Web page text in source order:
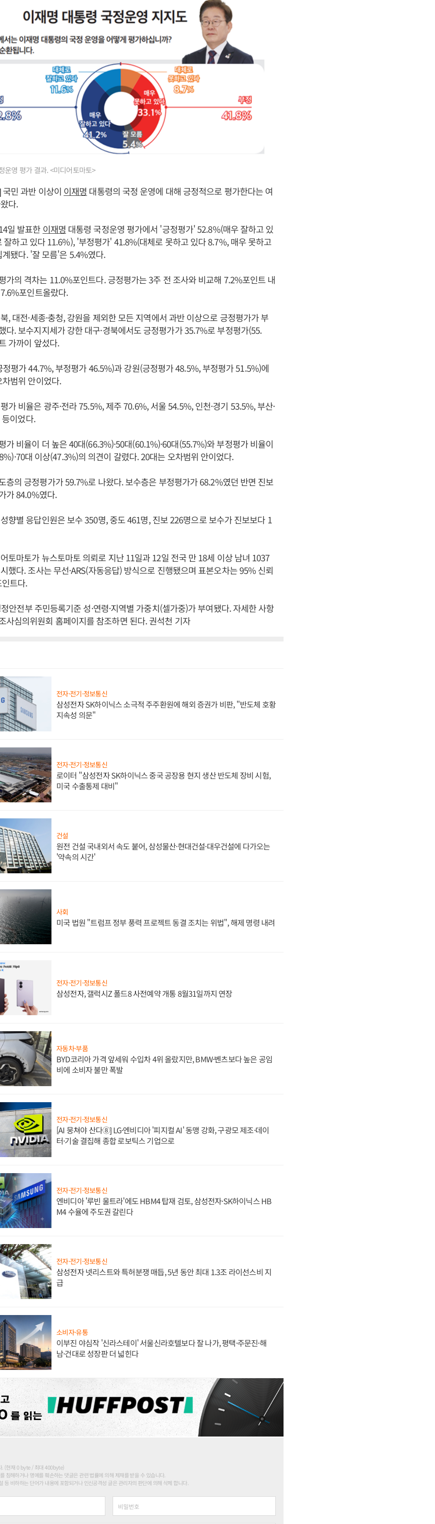
운영 평가 결과. <미디어토마토>
민 과반 이상이 이재명 대통령의 국정 운영에 대해 긍정적으로 평가한다는 여
다.
일 발표한 이재명 대통령 국정운영 평가에서 '긍정평가' 52.8%(매우 잘하고 있
잘하고 있다 11.6%), '부정평가' 41.8%(대체로 못하고 있다 8.7%, 매우 못하고
됐다. '잘 모름'은 5.4%였다.
가의 격차는 11.0%포인트다. 긍정평가는 3주 전 조사와 비교해 7.2%포인트 내
포인트올랐다.
, 대전·세종·충청, 강원을 제외한 모든 지역에서 과반 이상으로 긍정평가가 부
다. 보수지지세가 강한 대구·경북에서도 긍정평가가 35.7%로 부정평가(55.
가까이 앞섰다.
정평가 44.7%, 부정평가 46.5%)과 강원(긍정평가 48.5%, 부정평가 51.5%)에
범위 안이었다.
가 비율은 광주·전라 75.5%, 제주 70.6%, 서울 54.5%, 인천·경기 53.5%, 부산·
이었다.
가 비율이 더 높은 40대(66.3%)·50대(60.1%)·60대(55.7%)와 부정평가 비율이
대 이상(47.3%)의 의견이 갈렸다. 20대는 오차범위 안이었다.
층의 긍정평가가 59.7%로 나왔다. 보수층은 부정평가가 68.2%였던 반면 진보
가 84.0%였다.
향별 응답인원은 보수 350명, 중도 461명, 진보 226명으로 보수가 진보보다 1
토마토가 뉴스토마토 의뢰로 지난 11일과 12일 전국 만 18세 이상 남녀 1037
했다. 조사는 무선·ARS(자동응답) 방식으로 진행됐으며 표본오차는 95% 신뢰
트다.
안전부 주민등록기준 성·연령·지역별 가중치(셀가중)가 부여됐다. 자세한 사항
사심의위원회 홈페이지를 참조하면 된다. 권석천 기자
전자·전기·정보통신
삼성전자 SK하이닉스 소극적 주주환원에 해외 증권가 비판, "반도체 호황
지속성 의문"
전자·전기·정보통신
로이터 "삼성전자 SK하이닉스 중국 공장용 현지 생산 반도체 장비 시험,
미국 수출통제 대비"
건설
원전 건설 국내외서 속도 붙어, 삼성물산·현대건설·대우건설에 다가오는
'약속의 시간'
사회
미국 법원 "트럼프 정부 풍력 프로젝트 동결 조치는 위법", 해제 명령 내려
전자·전기·정보통신
삼성전자, 갤럭시Z 폴드8 사전예약 개통 8월31일까지 연장
자동차·부품
BYD코리아 가격 앞세워 수입차 4위 올랐지만, BMW·벤츠보다 높은 공임
비에 소비자 불만 폭발
전자·전기·정보통신
[AI 뭉쳐야 산다⑧] LG·엔비디아 '피지컬 AI' 동맹 강화, 구광모 제조·데이
터·기술 결집해 종합 로보틱스 기업으로
전자·전기·정보통신
엔비디아 '루빈 울트라'에도 HBM4 탑재 검토, 삼성전자·SK하이닉스 HB
M4 수율에 주도권 갈린다
전자·전기·정보통신
삼성전자 넷리스트와 특허분쟁 매듭, 5년 동안 최대 1.3조 라이선스비 지
급
소비자·유통
이부진 야심작 '신라스테이' 서울신라호텔보다 잘 나가, 평택·주문진·해
남·건대로 성장판 더 넓힌다
. (현재 0 byte / 최대 400byte)
침해하거나 명예를 훼손하는 댓글은 관련 법률에 의해 제재를 받을 수 있습니다.
등 비하하는 단어가 내용에 포함되거나 인신공격성 글은 관리자의 판단에 의해 삭제 합니다.